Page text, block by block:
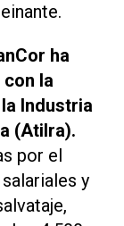
ha
la
Industria
(Atilra).
por el
y